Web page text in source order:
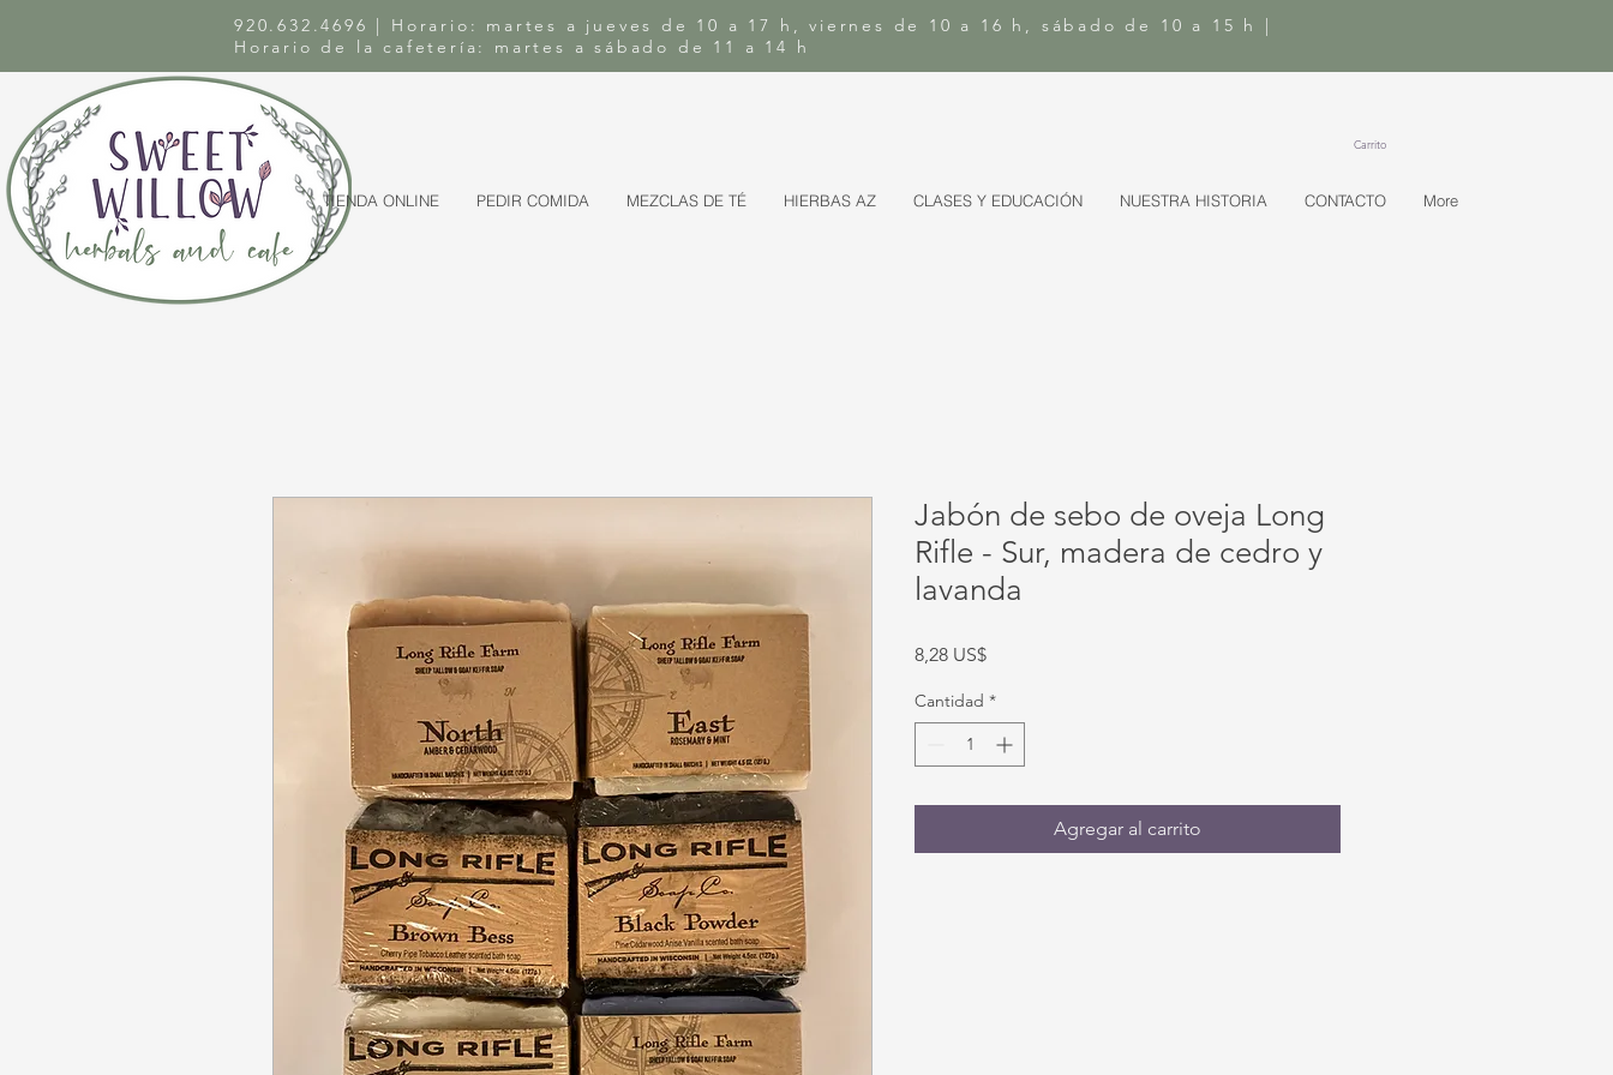
920.632.4696 | Horario: martes a jueves de 10 a 17 h, viernes de 10 a 16 h, sábado de 10 a 15 h |
Horario de la cafetería: martes a sábado de 11 a 14 h
TIENDA ONLINE PEDIR COMIDA MEZCLAS DE TÉ HIERBAS AZ CLASES Y EDUCACIÓN NUESTRA HISTORIA CONTACTO More
Carrito
Jabón de sebo de oveja Long
Rifle - Sur, madera de cedro y
lavanda
8,28 US$Precio
Cantidad *
Agregar al carrito